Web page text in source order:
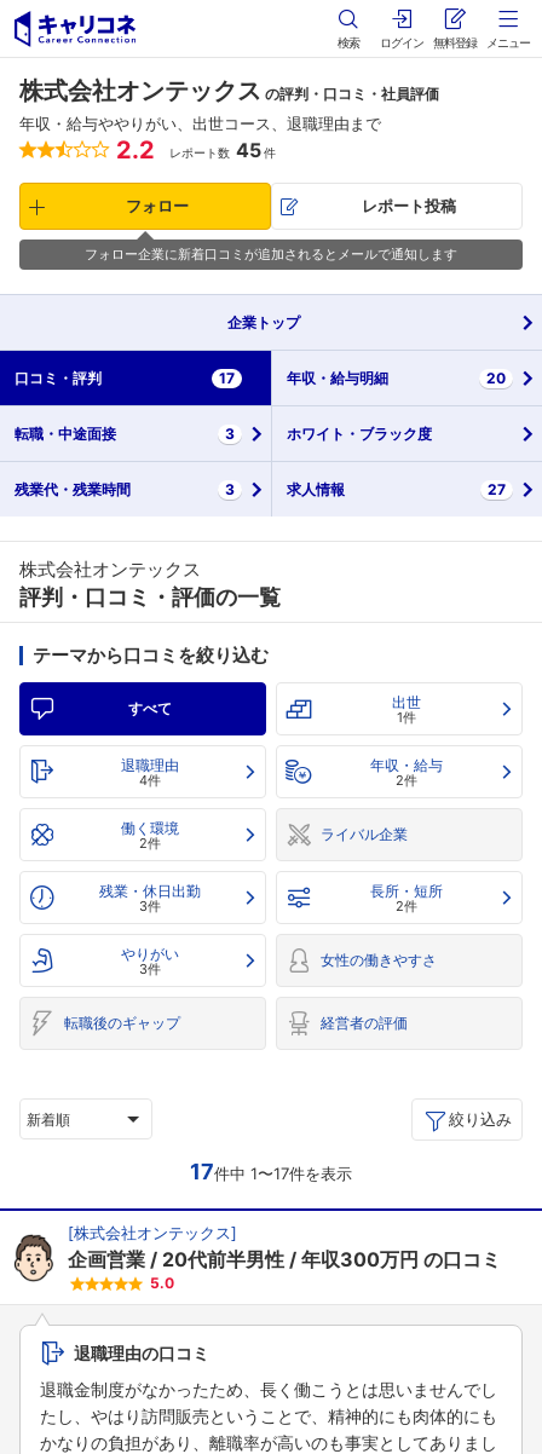
検索 ログイン 無料登録 メニュー
株式会社オンテックス の評判・口コミ・社員評価
年収・給与ややりがい、出世コース、退職理由まで
2.2 レポート数 45件
フォロー レポート投稿
フォロー企業に新着口コミが追加されるとメールで通知します
企業 トップ
口コミ・ 評判 17 年収・ 給与明細 20
転職・ 中途面接 3 ホワイト・ ブラック度
残業代・ 残業時間 3 求人情報 27
株式会社オンテックス
評判・口コミ・評価の一覧
テーマから口コミを絞り込む
すべて 出世
1件
退職理由
4件
年収・給与
2件
働く環境
2件 ライバル企業
残業・休日出勤
3件
長所・短所
2件
やりがい
3件 女性の働きやすさ
転職後のギャップ 経営者の評価
新着順 絞り込み
17件中 1〜17件を表示
[株式会社オンテックス]
企画営業 20代前半男性 年収300万円 の口コミ
5.0
退職理由の口コミ
退職金制度がなかったため、長く働こうとは思いませんでし
たし、やはり訪問販売ということで、精神的にも肉体的にも
かなりの負担があり、離職率が高いのも事実としてありまし